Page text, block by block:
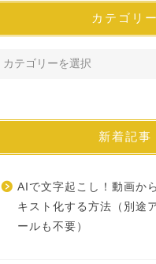
カテゴリー
新着記事
AIで文字起こし！動画か
キスト化する方法（別途
ールも不要）